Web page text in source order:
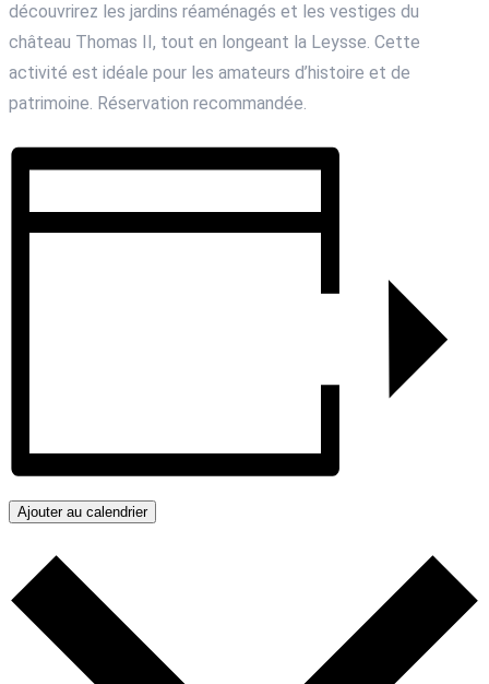
découvrirez les jardins réaménagés et les vestiges du
château Thomas II, tout en longeant la Leysse. Cette
activité est idéale pour les amateurs d’histoire et de
patrimoine. Réservation recommandée.
Ajouter au calendrier